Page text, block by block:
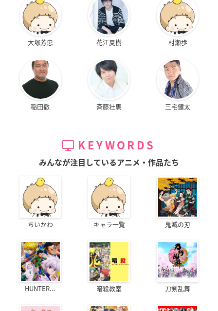
大塚芳忠 花江夏樹 村瀬歩
稲田徹 斉藤壮馬 三宅健太
KEYWORDS
みんなが注目しているアニメ・作品たち
ちいかわ キャラ一覧 鬼滅の刃
HUNTER... 暗殺教室 刀剣乱舞